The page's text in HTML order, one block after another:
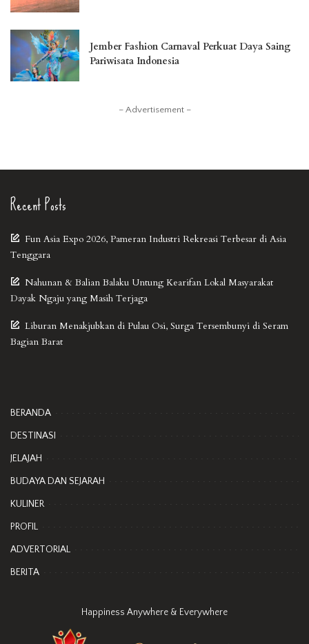
Jember Fashion Carnaval Perkuat Daya Saing
Pariwisata Indonesia
– Advertisement –
Recent Posts
Fun Asia Expo 2026, Pameran Industri Rekreasi Terbesar di Asia
Tenggara
Nahunan & Balian Balaku Untung Kearifan Lokal Masyarakat
Dayak Ngaju yang Masih Terjaga
Liburan Menakjubkan di Pulau Osi, Surga Tersembunyi di Seram
Bagian Barat
BERANDA
DESTINASI
JELAJAH
BUDAYA DAN SEJARAH
KULINER
PROFIL
ADVERTORIAL
BERITA
Happiness Anywhere & Everywhere